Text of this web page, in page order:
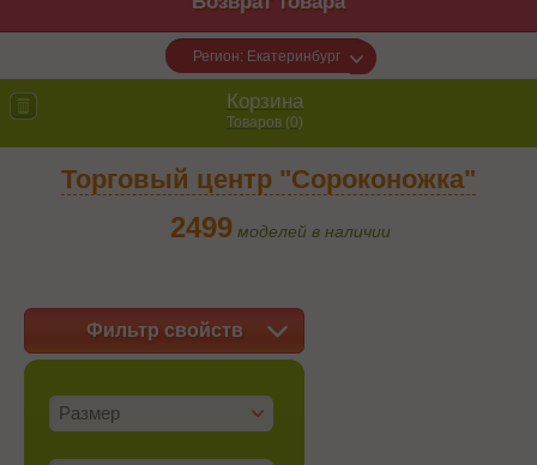
Регион: Екатеринбург
Корзина
Товаров (0)
Торговый центр "Сороконожка"
2499 моделей в наличии
Фильтр свойств
Размер